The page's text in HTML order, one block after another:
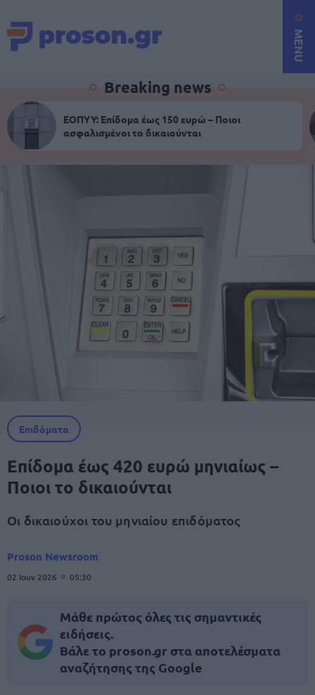
MENU
Breaking news
ΕΟΠΥΥ: Επίδομα έως 150 ευρώ – Ποιοι
ασφαλισμένοι το δικαιούνται
Επιδόματα
Επίδομα έως 420 ευρώ μηνιαίως –
Ποιοι το δικαιούνται
Οι δικαιούχοι του μηνιαίου επιδόματος
Proson Newsroom
02 Ιουν 2026 05:30
Μάθε πρώτος όλες τις σημαντικές
ειδήσεις.
Βάλε το proson.gr στα αποτελέσματα
αναζήτησης της Google